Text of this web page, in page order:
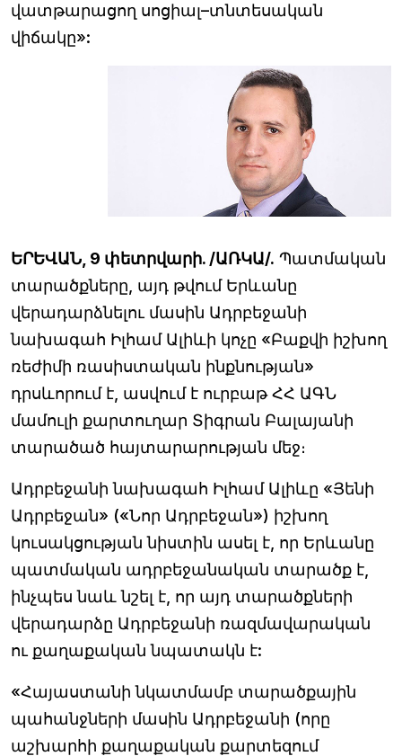
վատթարացող սոցիալ–տնտեսական
վիճակը»:
ԵՐԵՎԱՆ, 9 փետրվարի. /ԱՌԿԱ/. Պատմական
տարածքները, այդ թվում Երևանը
վերադարձնելու մասին Ադրբեջանի
նախագահ Իլհամ Ալիևի կոչը «Բաքվի իշխող
ռեժիմի ռասիստական ինքնության»
դրսևորում է, ասվում է ուրբաթ ՀՀ ԱԳՆ
մամուլի քարտուղար Տիգրան Բալայանի
տարածած հայտարարության մեջ։
Ադրբեջանի նախագահ Իլհամ Ալիևը «Յենի
Ադրբեջան» («Նոր Ադրբեջան») իշխող
կուսակցության նիստին ասել է, որ Երևանը
պատմական ադրբեջանական տարածք է,
ինչպես նաև նշել է, որ այդ տարածքների
վերադարձը Ադրբեջանի ռազմավարական
ու քաղաքական նպատակն է:
«Հայաստանի նկատմամբ տարածքային
պահանջների մասին Ադրբեջանի (որը
աշխարհի քաղաքական քարտեզում